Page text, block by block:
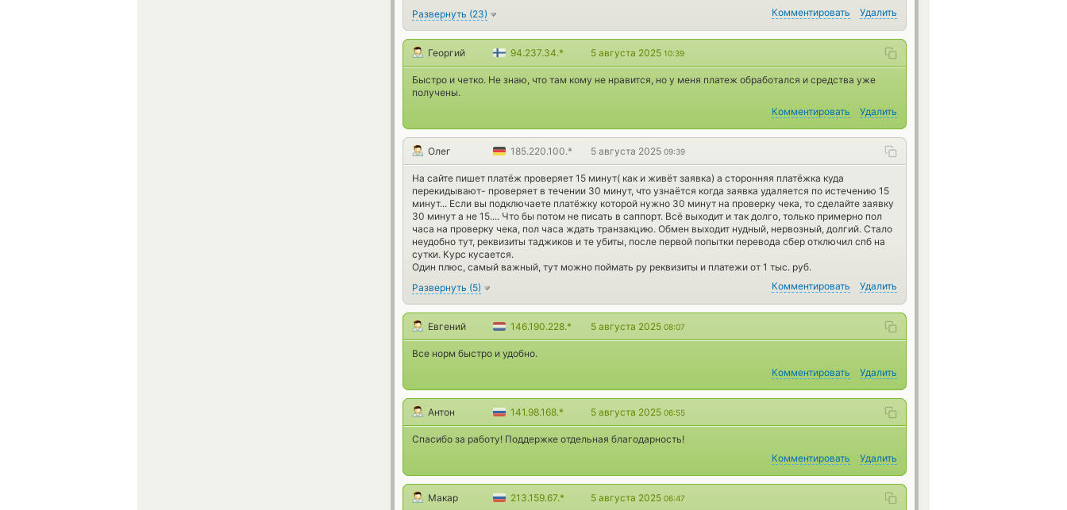
Развернуть (23) Комментировать Удалить
Георгий 94.237.34.* 5 августа 2025 10:39
Быстро и четко. Не знаю, что там кому не нравится, но у меня платеж обработался и средства уже
получены.
Комментировать
Удалить
Олег 185.220.100.* 5 августа 2025 09:39
На сайте пишет платёж проверяет 15 минут( как и живёт заявка) а сторонняя платёжка куда
перекидывают- проверяет в течении 30 минут, что узнаётся когда заявка удаляется по истечению 15
минут... Если вы подключаете платёжку которой нужно 30 минут на проверку чека, то сделайте заявку
30 минут а не 15.... Что бы потом не писать в саппорт. Всё выходит и так долго, только примерно пол
часа на проверку чека, пол часа ждать транзакцию. Обмен выходит нудный, нервозный, долгий. Стало
неудобно тут, реквизиты таджиков и те убиты, после первой попытки перевода сбер отключил спб на
сутки. Курс кусается.
Один плюс, самый важный, тут можно поймать ру реквизиты и платежи от 1 тыс. руб.
Развернуть (5) Комментировать Удалить
Евгений 146.190.228.* 5 августа 2025 08:07
Все норм быстро и удобно.
Комментировать
Удалить
Антон 141.98.168.* 5 августа 2025 06:55
Спасибо за работу! Поддержке отдельная благодарность!
Комментировать
Удалить
Макар 213.159.67.* 5 августа 2025 06:47